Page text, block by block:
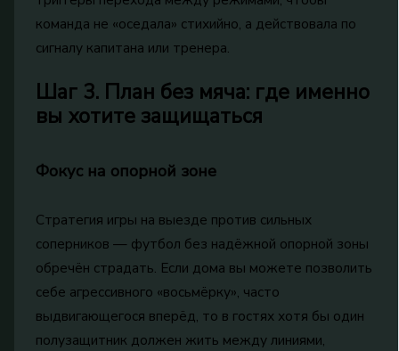
команда не «оседала» стихийно, а действовала по
сигналу капитана или тренера.
Шаг 3. План без мяча: где именно
вы хотите защищаться
Фокус на опорной зоне
Стратегия игры на выезде против сильных
соперников — футбол без надёжной опорной зоны
обречён страдать. Если дома вы можете позволить
себе агрессивного «восьмёрку», часто
выдвигающегося вперёд, то в гостях хотя бы один
полузащитник должен жить между линиями,